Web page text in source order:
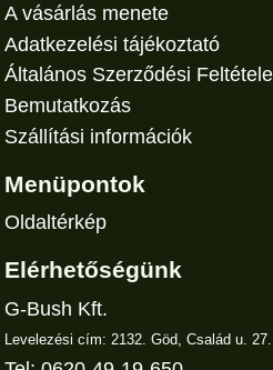
A vásárlás menete
Adatkezelési tájékoztató
Általános Szerződési
Bemutatkozás
Szállítási információk
Menüpontok
Oldaltérkép
Elérhetőségünk
G-Bush Kft.
Levelezési cím: 2132. Göd, Család u. 27.